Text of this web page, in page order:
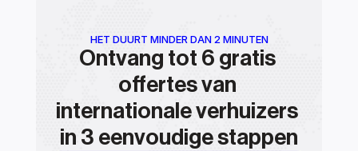
HET DUURT MINDER DAN 2 MINUTEN
Ontvang tot 6 gratis
offertes van
internationale verhuizers
in 3 eenvoudige stappen